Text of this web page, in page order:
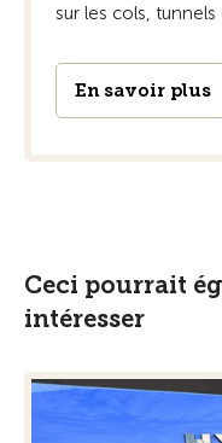
sur les cols, tunnels
En savoir plus
Ceci pourrait
intéresser